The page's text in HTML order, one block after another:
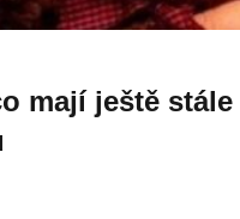
mají ještě